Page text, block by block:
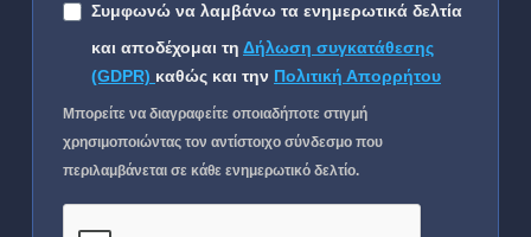
Συμφωνώ να λαμβάνω τα ενημερωτικά δελτία
και αποδέχομαι τη Δήλωση συγκατάθεσης
(GDPR) καθώς και την Πολιτική Απορρήτου
Μπορείτε να διαγραφείτε οποιαδήποτε στιγμή
χρησιμοποιώντας τον αντίστοιχο σύνδεσμο που
περιλαμβάνεται σε κάθε ενημερωτικό δελτίο.